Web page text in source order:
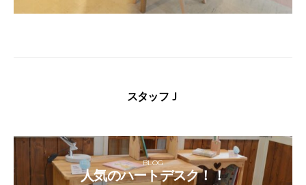
スタッフＪ
BLOG
人気のハートデスク！！